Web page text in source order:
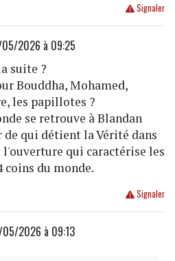
Signaler
2026 à 09:25
suite ?
Bouddha, Mohamed,
les papillotes ?
se retrouve à Blandan
de qui détient la Vérité dans
qui caractérise les
coins du monde.
Signaler
2026 à 09:13